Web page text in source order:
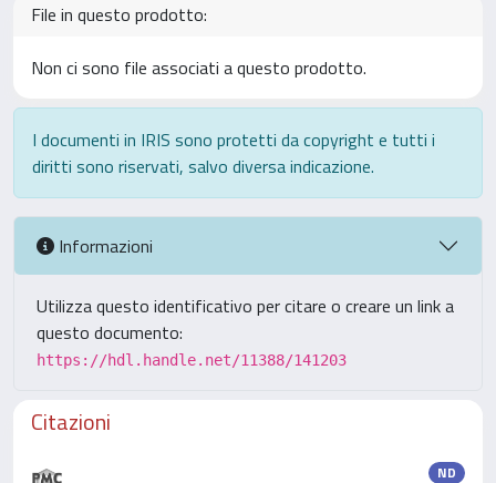
File in questo prodotto:
Non ci sono file associati a questo prodotto.
I documenti in IRIS sono protetti da copyright e tutti i
diritti sono riservati, salvo diversa indicazione.
Informazioni
Utilizza questo identificativo per citare o creare un link a
questo documento:
https://hdl.handle.net/11388/141203
Citazioni
ND